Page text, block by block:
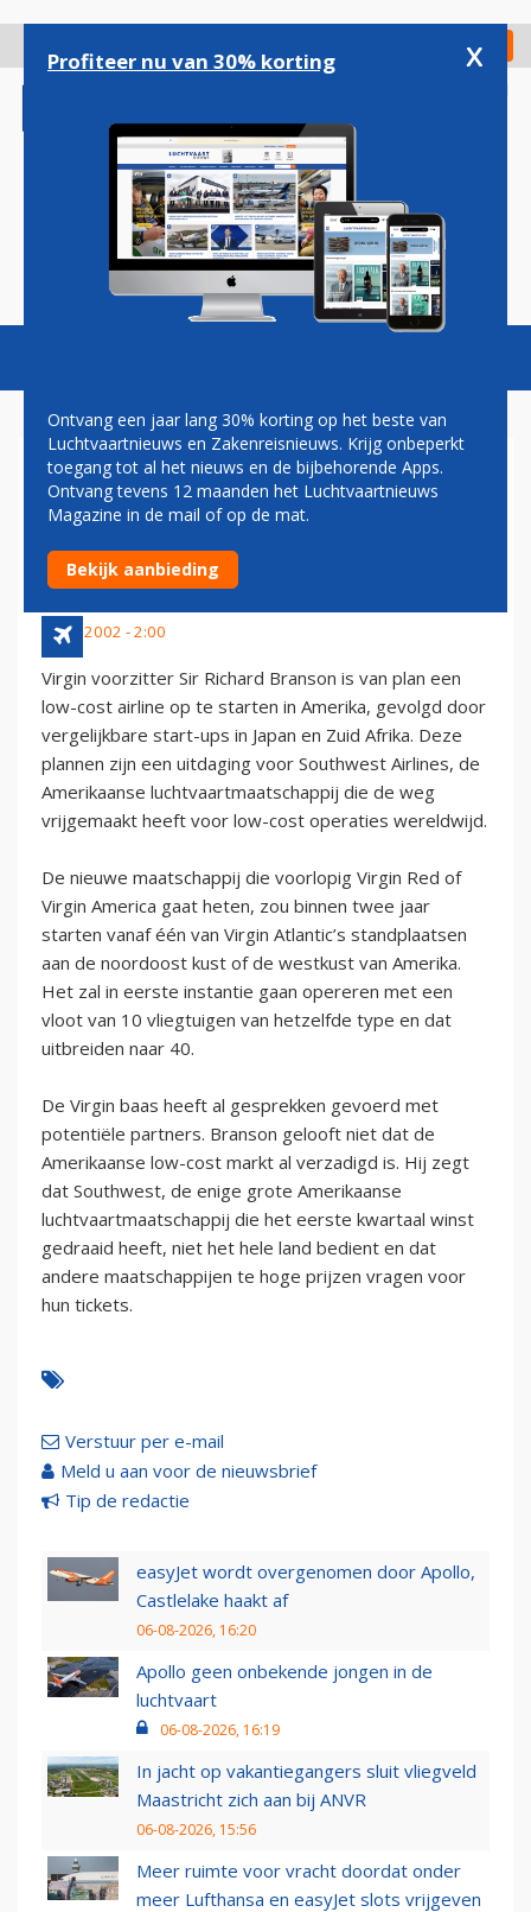
gaan
Check in
Magazine Podcasts Vacatures
BRANSON WIL AMERIKAANSE
LOW-COST AIRLINE
LANCEREN
6 mei 2002 - 2:00
Virgin voorzitter Sir Richard Branson is van plan een
low-cost airline op te starten in Amerika, gevolgd door
vergelijkbare start-ups in Japan en Zuid Afrika. Deze
plannen zijn een uitdaging voor Southwest Airlines, de
Amerikaanse luchtvaartmaatschappij die de weg
vrijgemaakt heeft voor low-cost operaties wereldwijd.
De nieuwe maatschappij die voorlopig Virgin Red of
Virgin America gaat heten, zou binnen twee jaar
starten vanaf één van Virgin Atlantic’s standplaatsen
aan de noordoost kust of de westkust van Amerika.
Het zal in eerste instantie gaan opereren met een
vloot van 10 vliegtuigen van hetzelfde type en dat
uitbreiden naar 40.
De Virgin baas heeft al gesprekken gevoerd met
potentiële partners. Branson gelooft niet dat de
Amerikaanse low-cost markt al verzadigd is. Hij zegt
dat Southwest, de enige grote Amerikaanse
luchtvaartmaatschappij die het eerste kwartaal winst
gedraaid heeft, niet het hele land bedient en dat
andere maatschappijen te hoge prijzen vragen voor
hun tickets.
Verstuur per e-mail
Meld u aan voor de nieuwsbrief
Tip de redactie
easyJet wordt overgenomen door Apollo,
Castlelake haakt af
06-08-2026, 16:20
Apollo geen onbekende jongen in de
luchtvaart
06-08-2026, 16:19
In jacht op vakantiegangers sluit vliegveld
Maastricht zich aan bij ANVR
06-08-2026, 15:56
Meer ruimte voor vracht doordat onder
meer Lufthansa en easyJet slots vrijgeven
Profiteer nu van 30% korting x
Ontvang een jaar lang 30% korting op het beste van
Luchtvaartnieuws en Zakenreisnieuws. Krijg onbeperkt
toegang tot al het nieuws en de bijbehorende Apps.
Ontvang tevens 12 maanden het Luchtvaartnieuws
Magazine in de mail of op de mat.
Bekijk aanbieding